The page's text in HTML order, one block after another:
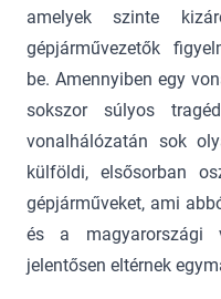
amelyek szinte
gépjárművezetők
be. Amennyiben egy
sokszor súlyos
vonalhálózatán sok
külföldi, elsősorban
gépjárműveket, ami
és a magyarországi
jelentősen eltérnek